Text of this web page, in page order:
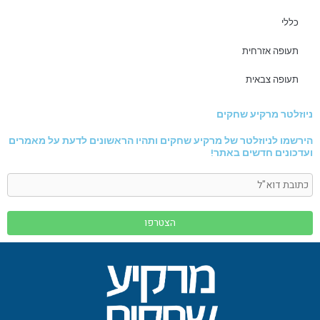
כללי
תעופה אזרחית
תעופה צבאית
ניוזלטר מרקיע שחקים
הירשמו לניוזלטר של מרקיע שחקים ותהיו הראשונים לדעת על מאמרים
ועדכונים חדשים באתר!